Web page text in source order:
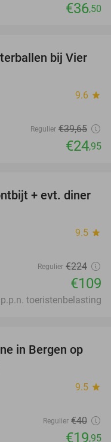
€36,50
37%
bij Vier
9.6 star
Regulier €39,65
€24,95
51%
+ evt. diner
9.5 star
Regulier €224
€109
toeristenbelasting
50%
in Bergen op
9.5 star
Regulier €40
€19,95